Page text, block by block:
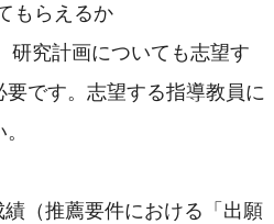
もらえるか
研究計画についても志望す
です。志望する指導教員に
（推薦要件における「出願